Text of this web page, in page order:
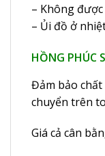
– Không
– Ủi đồ ở
HỒNG PHÚC
Đảm bảo
chuyển trên
Giá cả cân